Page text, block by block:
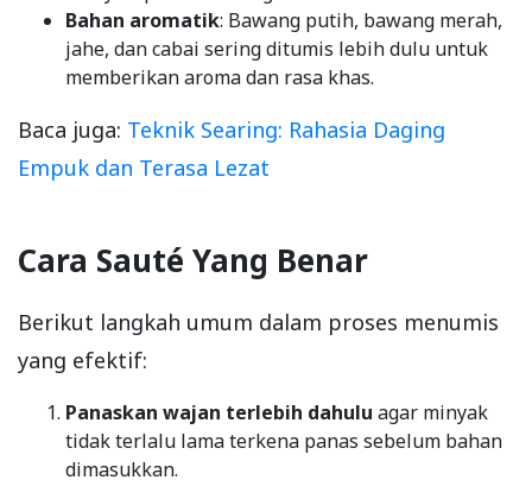
Bahan aromatik: Bawang putih, bawang merah,
jahe, dan cabai sering ditumis lebih dulu untuk
memberikan aroma dan rasa khas.
Baca juga: Teknik Searing: Rahasia Daging
Empuk dan Terasa Lezat
Cara Sauté Yang Benar
Berikut langkah umum dalam proses menumis
yang efektif:
Panaskan wajan terlebih dahulu agar minyak
tidak terlalu lama terkena panas sebelum bahan
dimasukkan.